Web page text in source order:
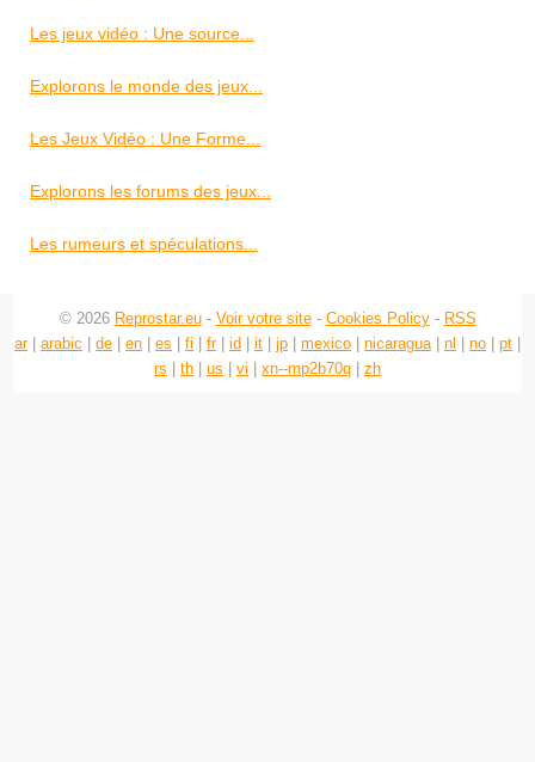
Les jeux vidéo : Une source...
Explorons le monde des jeux...
Les Jeux Vidéo : Une Forme...
Explorons les forums des jeux...
Les rumeurs et spéculations...
© 2026 Reprostar.eu- Voir votre site- Cookies Policy- RSS
ar| arabic de en es fi fr| id it jp mexico nicaragua| nl no pt
rs
th us vi xn--mp2b70q zh